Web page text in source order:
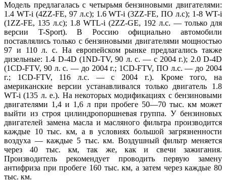
Модель предлагалась с четырьмя бензиновыми двигателями:
1.4 WT-i (4ZZ-FE, 97 л.с); 1.6 WT-i (3ZZ-FE, ПО л.с); 1-8 WT-i
(1ZZ-FE, 135 л.с); 1.8 WTL-i (2ZZ-GE, 192 л.с. — только для
версии T-Sport). В Россию официально автомобили
поставлялись только с бензиновыми двигателями мощностью
97 и 110 л. с. На европейском рынке предлагались также
дизельные: 1.4 D-4D (1ND-TV, 90 л. с. — с 2004 г.); 2.0 D-4D
(1CD-FTV, 90 л. с. — до 2004 г.; 1CD-FTV, ПО л.с. — до 2004
г.; 1CD-FTV, 116 л.с. — с 2004 г.). Кроме того, на
американские версии устанавливался только двигатель 1.8
WT-i (135 л. е.). На некоторых модификациях с бензиновыми
двигателями 1,4 и 1,6 л при пробеге 50—70 тыс. км может
выйти из строя цилиндропоршневая группа. У бензиновых
двигателей замена масла и масляного фильтра производится
каждые 10 тыс. км, а в условиях большой загрязненности
воздуха — каждые 5 тыс. км. Воздушный фильтр меняется
через 40 тыс. км, так же, как и свечи зажигания.
Производитель рекомендует проводить первую замену
антифриза при пробеге 160 тыс. км, а затем через каждые 80
тыс. км.